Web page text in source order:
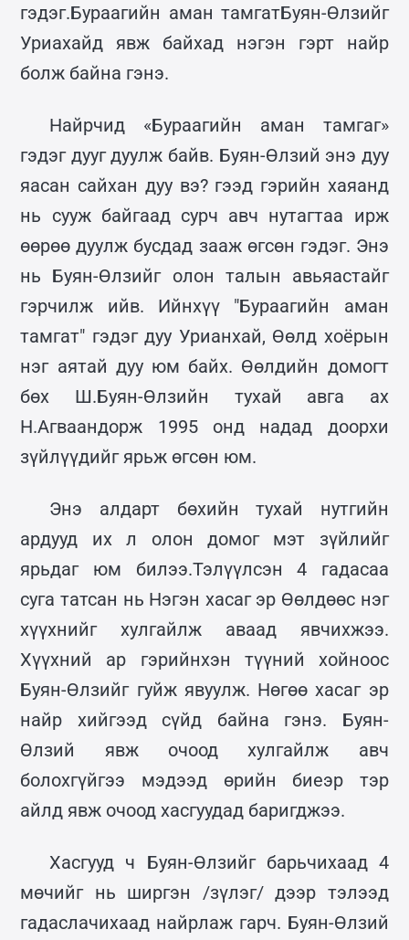
гэдэг.Бураагийн аман тамгатБуян-Өлзийг
Уриахайд явж байхад нэгэн гэрт найр
болж байна гэнэ.
Найрчид «Бураагийн аман тамгаг»
гэдэг дууг дуулж байв. Буян-Өлзий энэ дуу
яасан сайхан дуу вэ? гээд гэрийн хаяанд
нь сууж байгаад сурч авч нутагтаа ирж
өөрөө дуулж бусдад зааж өгсөн гэдэг. Энэ
нь Буян-Өлзийг олон талын авьяастайг
гэрчилж ийв. Ийнхүү "Бураагийн аман
тамгат" гэдэг дуу Урианхай, Өөлд хоёрын
нэг аятай дуу юм байх. Өөлдийн домогт
бөх Ш.Буян-Өлзийн тухай авга ах
Н.Агваандорж 1995 онд надад доорхи
зүйлүүдийг ярьж өгсөн юм.
Энэ алдарт бөхийн тухай нутгийн
ардууд их л олон домог мэт зүйлийг
ярьдаг юм билээ.Тэлүүлсэн 4 гадасаа
суга татсан нь Нэгэн хасаг эр Өөлдөөс нэг
хүүхнийг хулгайлж аваад явчихжээ.
Хүүхний ар гэрийнхэн түүний хойноос
Буян-Өлзийг гуйж явуулж. Нөгөө хасаг эр
найр хийгээд сүйд байна гэнэ. Буян-
Өлзий явж очоод хулгайлж авч
болохгүйгээ мэдээд өрийн биеэр тэр
айлд явж очоод хасгуудад баригджээ.
Хасгууд ч Буян-Өлзийг барьчихаад 4
мөчийг нь ширгэн /зүлэг/ дээр тэлээд
гадаслачихаад найрлаж гарч. Буян-Өлзий